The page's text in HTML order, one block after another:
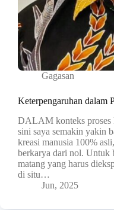
Gagasan
Keterpengaruhan dalam
DALAM konteks proses
sini saya semakin yakin
kreasi manusia 100%
berkarya dari nol. Untuk
matang yang harus
di situ…
Jun, 2025